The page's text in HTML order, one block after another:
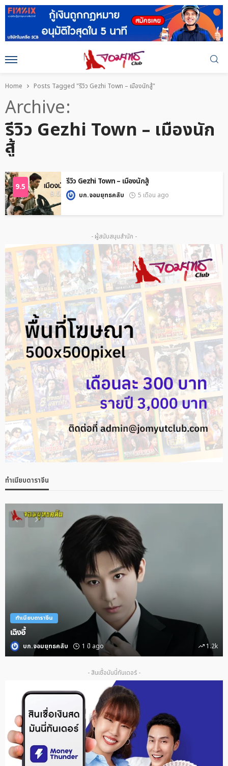
Home Posts Tagged "รีวิว Gezhi Town – เมืองนักสู้"
Archive
รีวิว Gezhi Town – เมืองนัก
สู้
9.5 รีวิว Gezhi Town – เมืองนักสู้
บก.จอมยุทธคลับ 5 เดือน ago
- ผู้สนับสนุนสำนัก -
ทำเนียบดาราจีน
ทำเนียบดาราจีน
เซียวจ้าน
บก.จอมยุทธคลับ 1 ปี ago 687
- สินเชื่อมันนี่ทันเดอร์ -